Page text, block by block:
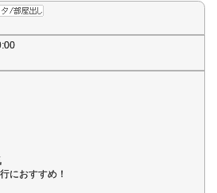
におすすめ！